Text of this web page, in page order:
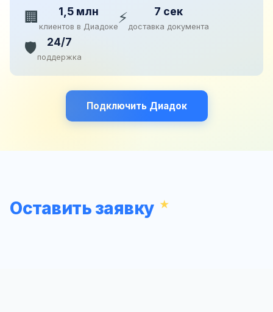
🏢 1,5 млн
клиентов в Диадоке⚡ 7 сек
доставка документа
🛡️ 24/7
поддержка
Подключить Диадок
Оставить заявку